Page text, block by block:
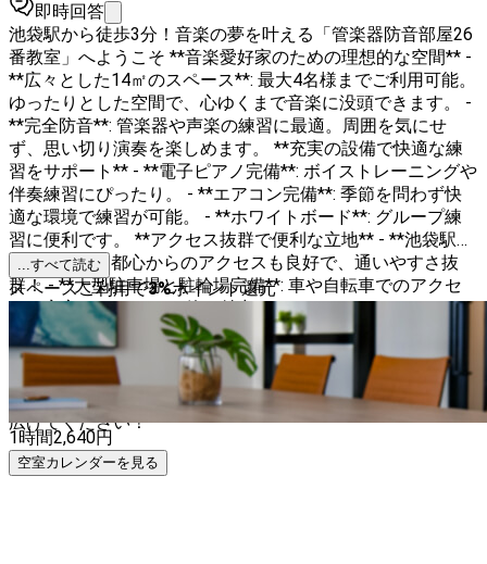
即時回答
池袋駅から徒歩3分！音楽の夢を叶える「管楽器防音部屋26
番教室」へようこそ **音楽愛好家のための理想的な空間** -
**広々とした14㎡のスペース**: 最大4名様までご利用可能。
ゆったりとした空間で、心ゆくまで音楽に没頭できます。 -
**完全防音**: 管楽器や声楽の練習に最適。周囲を気にせ
ず、思い切り演奏を楽しめます。 **充実の設備で快適な練
習をサポート** - **電子ピアノ完備**: ボイストレーニングや
伴奏練習にぴったり。 - **エアコン完備**: 季節を問わず快
適な環境で練習が可能。 - **ホワイトボード**: グループ練
習に便利です。 **アクセス抜群で便利な立地** - **池袋駅か
ら徒歩3分**: 都心からのアクセスも良好で、通いやすさ抜
群！ - **大型駐車場と駐輪場完備**: 車や自転車でのアクセ
スも安心です。 **その他の魅力** - **エレベーター・エスカ
レーター完備**: 楽器の持ち運びも楽々。 - **フローリング
の床**: 音の響きが良く、演奏に最適な環境です。 音楽を愛
する皆様にとって、理想的な練習環境をご提供します。ぜひ
「管楽器防音部屋26番教室」で、あなたの音楽の可能性を
広げてください！
...すべて読む
スペースご利用で3%ポイント還元
1時間2,640円
空室カレンダーを見る